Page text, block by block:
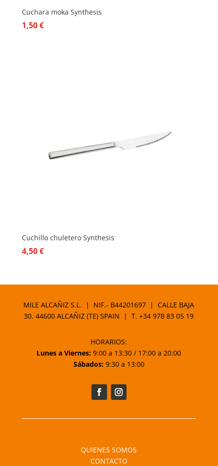
Cuchara moka Synthesis
1,50€
Cuchillo chuletero Synthesis
4,50€
MILE ALCAÑIZ S.L. | NIF.- B44201697 | CALLE BAJA
30. 44600 ALCAÑIZ (TE) SPAIN | T.+34 978 83 05 19
HORARIOS:
Lunes a Viernes: 9:00 a 13:30 / 17:00 a 20:00
Sábados:9:30 a 13:00
QUIENES SOMOS
CONTACTO